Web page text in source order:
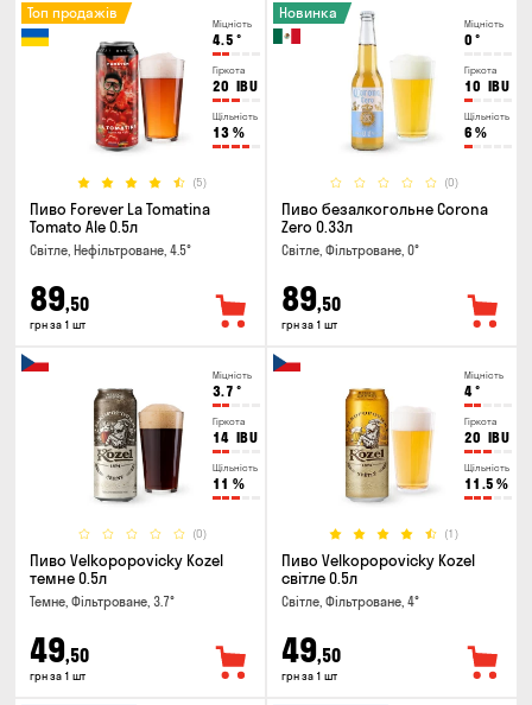
Міцність
4.5 °
Гіркота
20 IBU
Щільність
13 %
(5)
Топ продажів
Пиво Forever La Tomatina
Tomato Ale 0.5л
Світле, Нефільтроване, 4.5°
89,50
грн за 1 шт
Міцність
0 °
Гіркота
10 IBU
Щільність
6 %
(0)
Новинка
Пиво безалкогольне Corona
Zero 0.33л
Світле, Фільтроване, 0°
89,50
грн за 1 шт
Міцність
3.7 °
Гіркота
14 IBU
Щільність
11 %
(0)
Пиво Velkopopovicky Kozel
темне 0.5л
Темне, Фільтроване, 3.7°
49,50
грн за 1 шт
Міцність
4°
Гіркота
20 IBU
Щільність
11.5 %
(1)
Пиво Velkopopovicky Kozel
світле 0.5л
Світле, Фільтроване, 4°
49,50
грн за 1 шт